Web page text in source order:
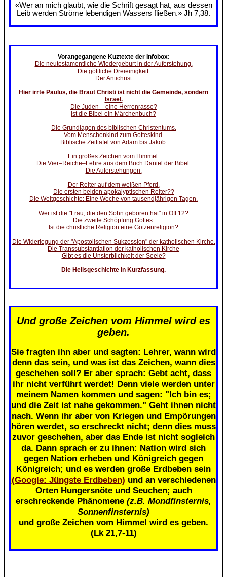
«Wer an mich glaubt, wie die Schrift gesagt hat, aus dessen
Leib werden Ströme lebendigen Wassers fließen.» Jh 7,38.
Vorangegangene Kuztexte der Infobox:
Die neutestamentliche Wiedergeburt in der Auferstehung.
Die göttliche Dreieinigkeit.
Der Antichrist
Hier irrte Paulus, die Braut Christi ist nicht die Gemeinde, sondern
Israel.
Die Juden – eine Herrenrasse?
Ist die Bibel ein Märchenbuch?
Die Grundlagen des biblischen Christentums.
Vom Menschenkind zum Gotteskind.
Biblische Zeittafel von Adam bis Jakob.
Ein großes Zeichen vom Himmel.
Die Vier–Reiche–Lehre aus dem Buch Daniel der Bibel.
Die Auferstehungen.
Der Reiter auf dem weißen Pferd.
Die ersten beiden apokalyptischen Reiter??
Die Weltgeschichte: Eine Woche von tausendjährigen Tagen.
Wer ist die "Frau, die den Sohn geboren hat" in Off 12?
Die zweite Schöpfung Gottes.
Ist die christliche Religion eine Götzenreligion?
Die Widerlegung der "Apostolischen Sukzession" der katholischen Kirche.
Die Transsubstantiation der katholischen Kirche
Gibt es die Unsterblichkeit der Seele?
Die Heilsgeschichte in Kurzfassung.
Und große Zeichen vom Himmel wird es
geben.
Sie fragten ihn aber und sagten: Lehrer, wann wird
denn das sein, und was ist das Zeichen, wann dies
geschehen soll? Er aber sprach: Gebt acht, dass
ihr nicht verführt werdet! Denn viele werden unter
meinem Namen kommen und sagen: "Ich bin es;
und die Zeit ist nahe gekommen." Geht ihnen nicht
nach. Wenn ihr aber von Kriegen und Empörungen
hören werdet, so erschreckt nicht; denn dies muss
zuvor geschehen, aber das Ende ist nicht sogleich
da. Dann sprach er zu ihnen: Nation wird sich
gegen Nation erheben und Königreich gegen
Königreich; und es werden große Erdbeben sein
(Google: Jüngste Erdbeben) und an verschiedenen
Orten Hungersnöte und Seuchen; auch
erschreckende Phänomene (z.B. Mondfinsternis,
Sonnenfinsternis)
und große Zeichen vom Himmel wird es geben.
(Lk 21,7-11)